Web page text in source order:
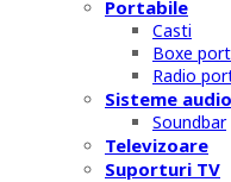
Portabile
Casti
Boxe
Radio
Sisteme audio
Soundbar
Televizoare
Suporturi TV